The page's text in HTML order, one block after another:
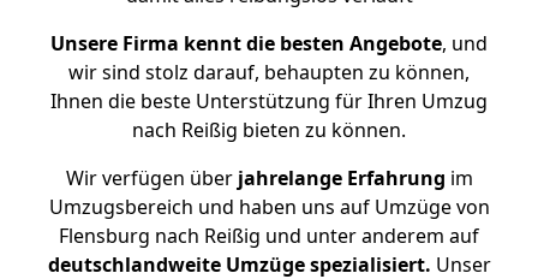
Unsere Firma kennt die besten Angebote, und
wir sind stolz darauf, behaupten zu können,
Ihnen die beste Unterstützung für Ihren Umzug
nach Reißig bieten zu können.
Wir verfügen überjahrelange Erfahrung im
Umzugsbereich und haben uns auf Umzüge von
Flensburg nach Reißig und unter anderem auf
deutschlandweite Umzüge spezialisiert. Unser